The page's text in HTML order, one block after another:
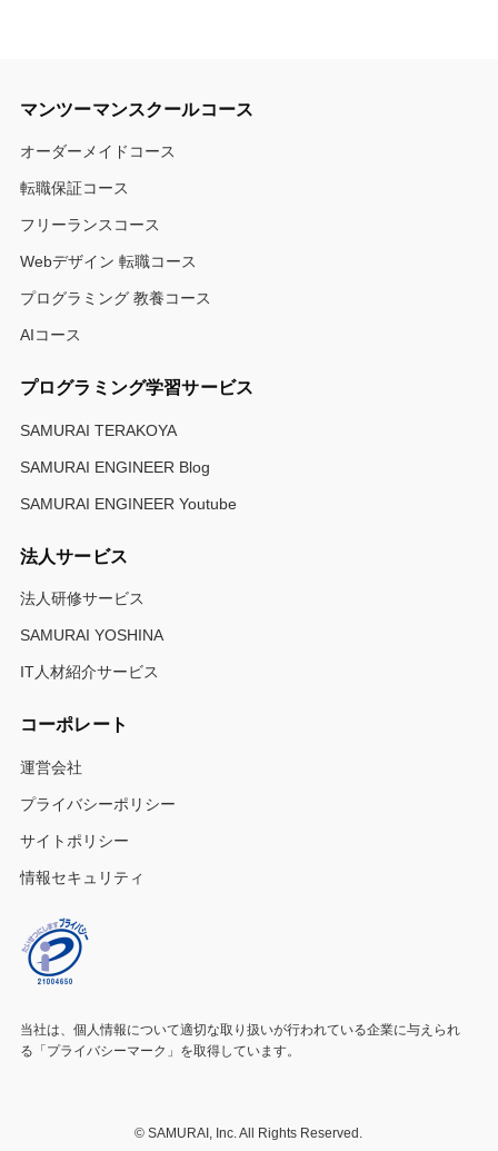
マンツーマンスクールコース
オーダーメイドコース
転職保証コース
フリーランスコース
Webデザイン 転職コース
プログラミング 教養コース
AIコース
プログラミング学習サービス
SAMURAI TERAKOYA
SAMURAI ENGINEER Blog
SAMURAI ENGINEER Youtube
法人サービス
法人研修サービス
SAMURAI YOSHINA
IT人材紹介サービス
コーポレート
運営会社
プライバシーポリシー
サイトポリシー
情報セキュリティ
当社は、個人情報について適切な取り扱いが行われている企業に与えられ
る「プライバシーマーク」を取得しています。
© SAMURAI, Inc. All Rights Reserved.